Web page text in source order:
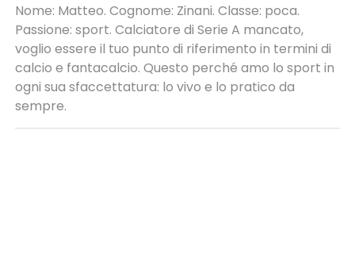
Nome: Matteo. Cognome: Zinani. Classe: poca.
Passione: sport. Calciatore di Serie A mancato,
voglio essere il tuo punto di riferimento in termini di
calcio e fantacalcio. Questo perché amo lo sport in
ogni sua sfaccettatura: lo vivo e lo pratico da
sempre.